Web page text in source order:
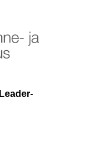
Leader-